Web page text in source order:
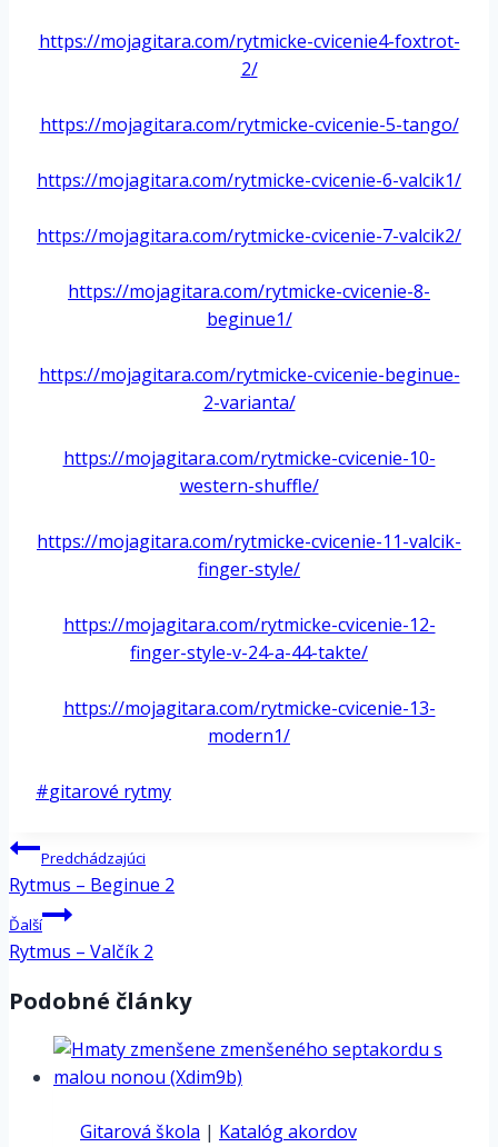
https://mojagitara.com/rytmicke-cvicenie4-foxtrot-
2/
https://mojagitara.com/rytmicke-cvicenie-5-tango/
https://mojagitara.com/rytmicke-cvicenie-6-valcik1/
https://mojagitara.com/rytmicke-cvicenie-7-valcik2/
https://mojagitara.com/rytmicke-cvicenie-8-
beginue1/
https://mojagitara.com/rytmicke-cvicenie-beginue-
2-varianta/
https://mojagitara.com/rytmicke-cvicenie-10-
western-shuffle/
https://mojagitara.com/rytmicke-cvicenie-11-valcik-
finger-style/
https://mojagitara.com/rytmicke-cvicenie-12-
finger-style-v-24-a-44-takte/
https://mojagitara.com/rytmicke-cvicenie-13-
modern1/
Post
#gitarové rytmy
Navigácia
v
článku
Predchádzajúci
Rytmus – Beginue 2
Ďalší
Rytmus – Valčík 2
Podobné články
Gitarová škola | Katalóg akordov